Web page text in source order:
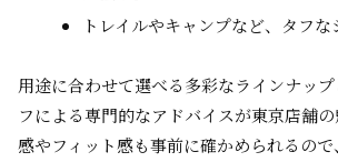
トレイルやキャンプなど、タフな
用途に合わせて選べる多彩なラインナッ
フによる専門的なアドバイスが東京店舗
感やフィット感も事前に確かめられるの